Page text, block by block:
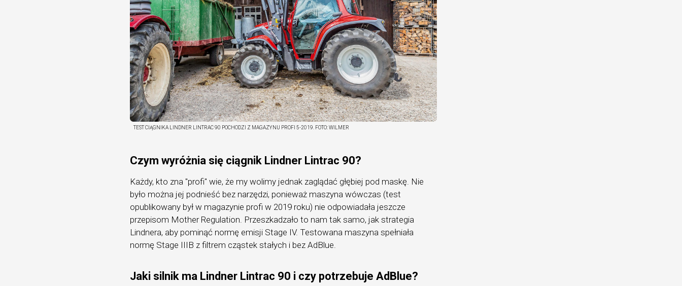
TEST CIĄGNIKA LINDNER LINTRAC 90 POCHODZI Z MAGAZYNU PROFI 5-2019. FOTO:WILMER
Czym wyróżnia się ciągnik Lindner Lintrac 90?
Każdy, kto zna "profi" wie, że my wolimy jednak zaglądać głębiej pod maskę. Nie
było można jej podnieść bez narzędzi, ponieważ maszyna wówczas (test
opublikowany był w magazynie profi w 2019 roku) nie odpowiadała jeszcze
przepisom Mother Regulation. Przeszkadzało to nam tak samo, jak strategia
Lindnera, aby pominąć normę emisji Stage IV. Testowana maszyna spełniała
normę Stage IIIB z filtrem cząstek stałych i bez AdBlue.
Jaki silnik ma Lindner Lintrac 90 i czy potrzebuje AdBlue?